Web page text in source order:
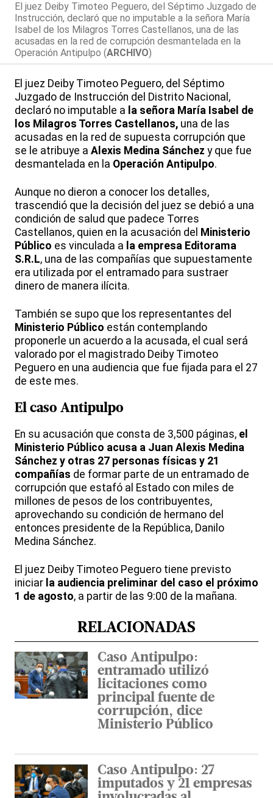
El juez Deiby Timoteo Peguero, del Séptimo Juzgado de
Instrucción, declaró que no imputable a la señora María
Isabel de los Milagros Torres Castellanos, una de las
acusadas en la red de corrupción desmantelada en la
Operación Antipulpo (ARCHIVO)
El juez Deiby Timoteo Peguero, del Séptimo
Juzgado de Instrucción del Distrito Nacional,
declaró no imputable a la señora María Isabel de
los Milagros Torres Castellanos, una de las
acusadas en la red de supuesta corrupción que
se le atribuye a Alexis Medina Sánchez y que fue
desmantelada en la Operación Antipulpo.
Aunque no dieron a conocer los detalles,
trascendió que la decisión del juez se debió a una
condición de salud que padece Torres
Castellanos, quien en la acusación del Ministerio
Público es vinculada a la empresa Editorama
S.R.L, una de las compañías que supuestamente
era utilizada por el entramado para sustraer
dinero de manera ilícita.
También se supo que los representantes del
Ministerio Público están contemplando
proponerle un acuerdo a la acusada, el cual será
valorado por el magistrado Deiby Timoteo
Peguero en una audiencia que fue fijada para el 27
de este mes.
El caso Antipulpo
En su acusación que consta de 3,500 páginas, el
Ministerio Público acusa a Juan Alexis Medina
Sánchez y otras 27 personas físicas y 21
compañías de formar parte de un entramado de
corrupción que estafó al Estado con miles de
millones de pesos de los contribuyentes,
aprovechando su condición de hermano del
entonces presidente de la República, Danilo
Medina Sánchez.
El juez Deiby Timoteo Peguero tiene previsto
iniciar la audiencia preliminar del caso el próximo
1 de agosto, a partir de las 9:00 de la mañana.
RELACIONADAS
Caso Antipulpo:
entramado utilizó
licitaciones como
principal fuente de
corrupción, dice
Ministerio Público
Caso Antipulpo: 27
imputados y 21 empresas